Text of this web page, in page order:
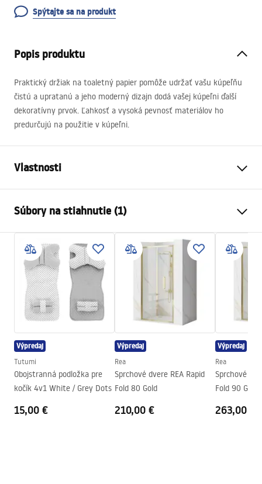
Spýtajte sa na produkt
Popis produktu
Praktický držiak na toaletný papier pomôže udržať vašu kúpeľňu
čistú a upratanú a jeho moderný dizajn dodá vašej kúpeľni ďalší
dekoratívny prvok. Ľahkosť a vysoká pevnosť materiálov ho
predurčujú na použitie v kúpeľni.
Vlastnosti
Materiál
Spôsob montáže
Samolepiaci
Šírka
130
mm
Výška
Hĺbka
mm
Séria
Súbory na stiahnutie (1)
test
Catalog_11_01_2023 (3).csv
Výpredaj
Tutumi
Obojstranná podložka pre
kočík 4v1 White / Grey Dots
15,00 €
Výpredaj
Rea
Sprchové dvere REA Rapid
Fold 80 Gold
210,00 €
Výpredaj
Rea
Sprchové
Fold 90 Gold
263,00 €